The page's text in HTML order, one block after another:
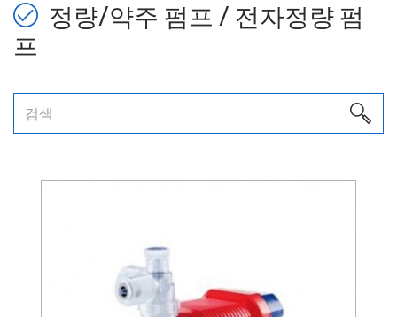
정량/약주 펌프 / 전자정량 펌
프